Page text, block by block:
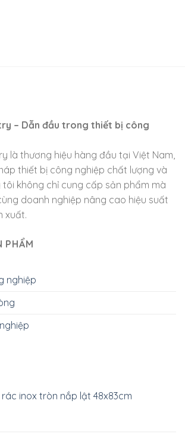
– Dẫn đầu trong thiết bị công
là thương hiệu hàng đầu tại Việt Nam,
thiết bị công nghiệp chất lượng và
tôi không chỉ cung cấp sản phẩm mà
doanh nghiệp nâng cao hiệu suất
xuất.
PHẨM
nghiệp
rác inox tròn nắp lật 48x83cm